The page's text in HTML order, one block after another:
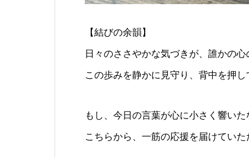
【結びの余韻】
日々のささやかな気づきが、誰かの心
この歩みを静かに見守り、背中を押
もし、今日の言葉が心に小さく響いた
こちらから、一筋の応援を届けていた